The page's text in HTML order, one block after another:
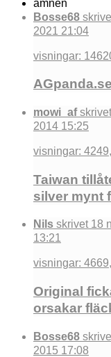
ämnen
Bosse68
2021 21:04
visningar:
mowi_af
2014 15:25
visningar:
Taiwan
silver mynt
Nils skrivet 18
13:21
visningar:
Original
orsakar
Bosse68
2015 17:08